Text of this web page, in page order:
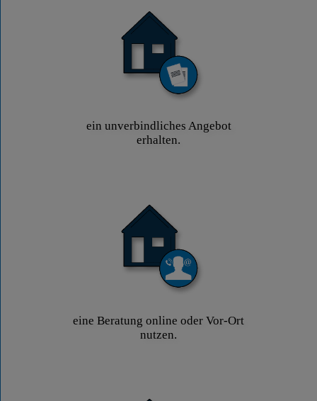
ein unverbindliches Angebot
erhalten.
eine Beratung online oder Vor-Ort
nutzen.